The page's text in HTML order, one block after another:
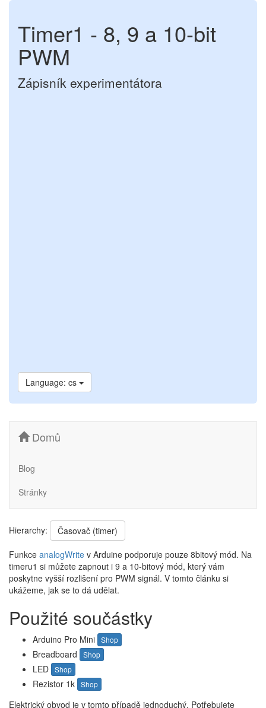
Timer1 - 8, 9 a 10-bit
PWM
Zápisník experimentátora
Language: cs
Domů
Blog
Stránky
Hierarchy:
Časovač (timer)
Funkce analogWrite v Arduine podporuje pouze 8bitový mód. Na
timeru1 si můžete zapnout i 9 a 10-bitový mód, který vám
poskytne vyšší rozlišení pro PWM signál. V tomto článku si
ukážeme, jak se to dá udělat.
Použité součástky
Arduino Pro Mini Shop
Breadboard Shop
LED Shop
Rezistor 1k Shop
Elektrický obvod je v tomto případě jednoduchý. Potřebujete